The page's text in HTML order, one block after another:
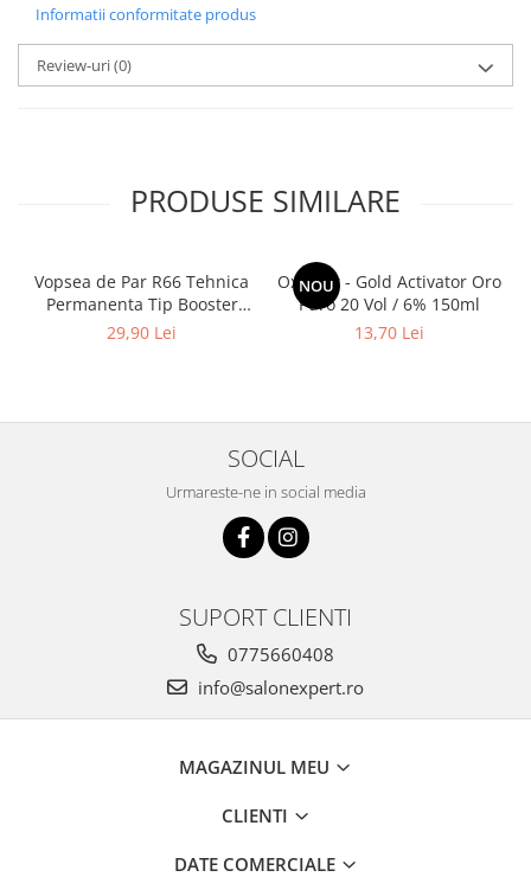
Informatii conformitate produs
Review-uri(0)
PRODUSE SIMILARE
Vopsea de Par R66 Tehnica
Permanenta Tip Booster
Rosu - Fanola Color Cream
29,90 Lei
NOU
Oxidant - Gold Activator Oro
Puro 20 Vol / 6% 150ml
13,70 Lei
SOCIAL
Urmareste-ne in social media
SUPORT CLIENTI
0775660408
info@salonexpert.ro
MAGAZINUL MEU
CLIENTI
DATE COMERCIALE